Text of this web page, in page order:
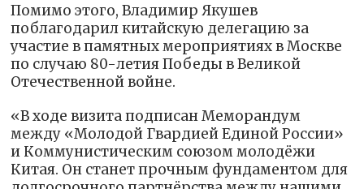
Помимо этого, Владимир Якушев
поблагодарил китайскую делегацию за
участие в памятных мероприятиях в Москве
по случаю 80-летия Победы в Великой
Отечественной войне.
«В ходе визита подписан Меморандум
между «Молодой Гвардией Единой России»
и Коммунистическим союзом молодёжи
Китая. Он станет прочным фундаментом для